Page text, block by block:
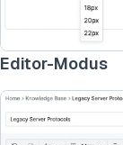
Editor-Modus